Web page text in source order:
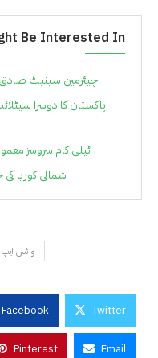
Be Interested In
چیئرمین سینیٹ
ٹیلی کام سروسز
شمالی کوریا
واٹس ایپ
Facebook Twitter
Pinterest Email